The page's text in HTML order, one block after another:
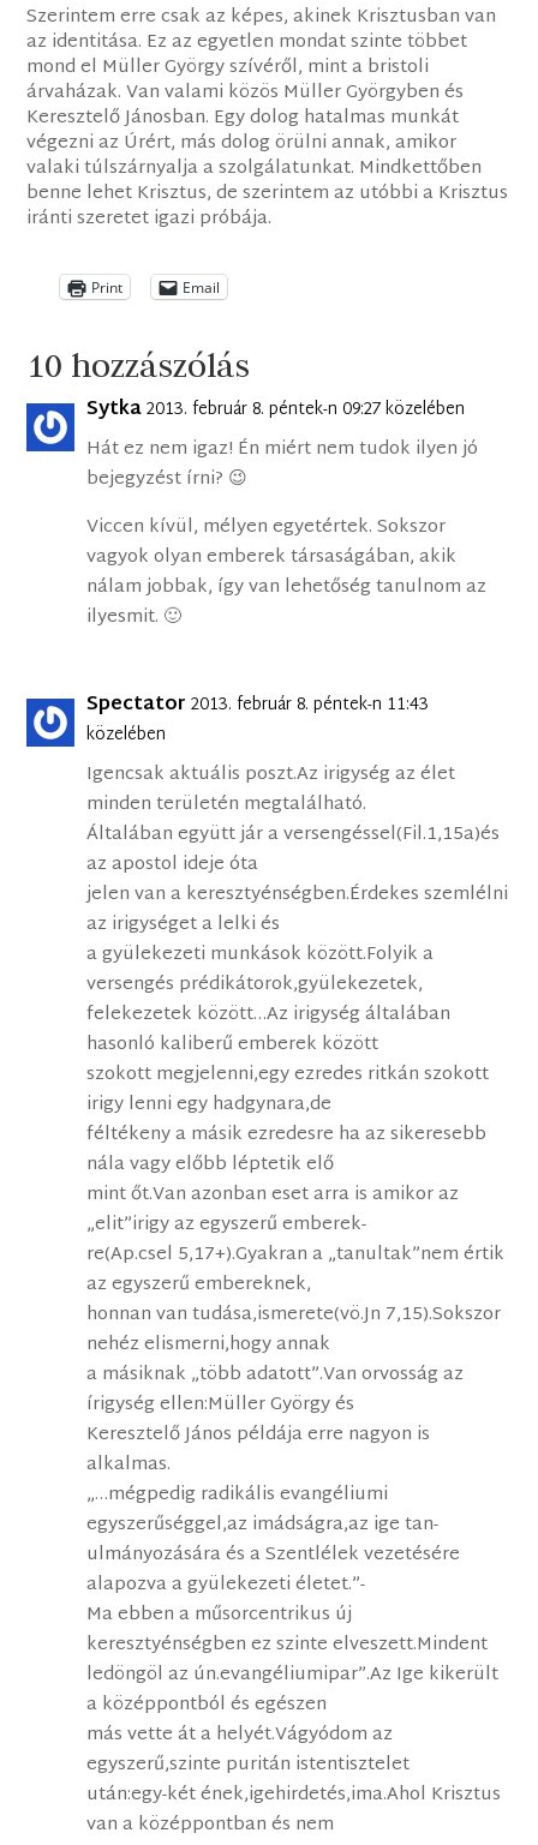
Szerintem erre csak az képes, akinek Krisztusban van
az identitása. Ez az egyetlen mondat szinte többet
mond el Müller György szívéről, mint a bristoli
árvaházak. Van valami közös Müller Györgyben és
Keresztelő Jánosban. Egy dolog hatalmas munkát
végezni az Úrért, más dolog örülni annak, amikor
valaki túlszárnyalja a szolgálatunkat. Mindkettőben
benne lehet Krisztus, de szerintem az utóbbi a Krisztus
iránti szeretet igazi próbája.
Print Email
10 hozzászólás
Sytka2013. február 8. péntek-n 09:27 közelében
Hát ez nem igaz! Én miért nem tudok ilyen jó
bejegyzést írni? 😉
Viccen kívül, mélyen egyetértek. Sokszor
vagyok olyan emberek társaságában, akik
nálam jobbak, így van lehetőség tanulnom az
ilyesmit. 🙂
Spectator 2013. február 8. péntek-n 11:43
közelében
Igencsak aktuális poszt.Az irigység az élet
minden területén megtalálható.
Általában együtt jár a versengéssel(Fil.1,15a)és
az apostol ideje óta
jelen van a keresztyénségben.Érdekes szemlélni
az irigységet a lelki és
a gyülekezeti munkások között.Folyik a
versengés prédikátorok,gyülekezetek,
felekezetek között…Az irigység általában
hasonló kaliberű emberek között
szokott megjelenni,egy ezredes ritkán szokott
irigy lenni egy hadgynara,de
féltékeny a másik ezredesre ha az sikeresebb
nála vagy előbb léptetik elő
mint őt.Van azonban eset arra is amikor az
„elit”irigy az egyszerű emberek-
re(Ap.csel 5,17+).Gyakran a „tanultak”nem értik
az egyszerű embereknek,
honnan van tudása,ismerete(vö.Jn 7,15).Sokszor
nehéz elismerni,hogy annak
a másiknak „több adatott”.Van orvosság az
írigység ellen:Müller György és
Keresztelő János példája erre nagyon is
alkalmas.
„…mégpedig radikális evangéliumi
egyszerűséggel,az imádságra,az ige tan-
ulmányozására és a Szentlélek vezetésére
alapozva a gyülekezeti életet.”-
Ma ebben a műsorcentrikus új
keresztyénségben ez szinte elveszett.Mindent
ledöngöl az ún.evangéliumipar”.Az Ige kikerült
a középpontból és egészen
más vette át a helyét.Vágyódom az
egyszerű,szinte puritán istentisztelet
után:egy-két ének,igehirdetés,ima.Ahol Krisztus
van a középpontban és nem